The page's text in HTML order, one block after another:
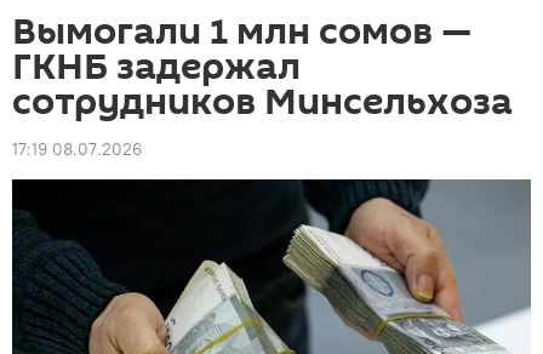
Вымогали 1 млн сомов —
ГКНБ задержал
сотрудников Минсельхоза
17:19 08.07.2026